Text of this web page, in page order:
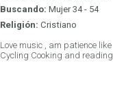
Buscando: Mujer 34 - 54
Religión: Cristiano
Love music , am patience like
Cycling Cooking and reading